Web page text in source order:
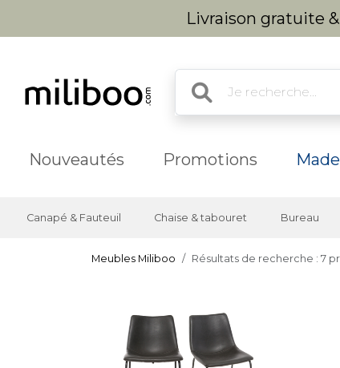
Livraison gratuite
Nouveautés Promotions
Canapé & Fauteuil Chaise & tabouret Bureau
Meubles Miliboo Résultats de recherche : 7